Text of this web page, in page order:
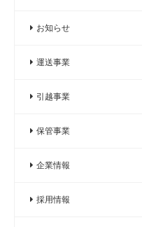
お知らせ
運送事業
引越事業
保管事業
企業情報
採用情報